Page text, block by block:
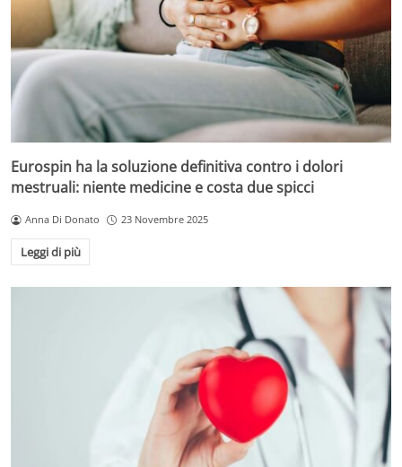
Eurospin ha la soluzione definitiva contro i dolori
mestruali: niente medicine e costa due spicci
Anna Di Donato 23 Novembre 2025
Leggi di più